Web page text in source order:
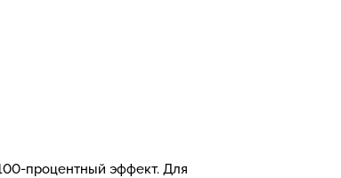
процентный эффект. Для